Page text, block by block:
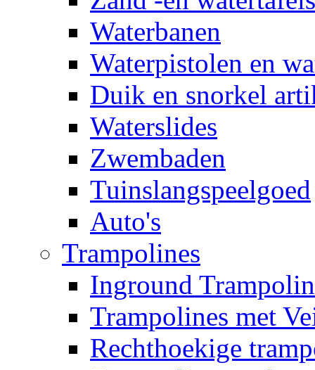
Waterbanen
Waterpistolen en
Duik en snorkel
Waterslides
Zwembaden
Tuinslangspeelgoed
Auto's
Trampolines
Inground
Trampolines met
Rechthoekige